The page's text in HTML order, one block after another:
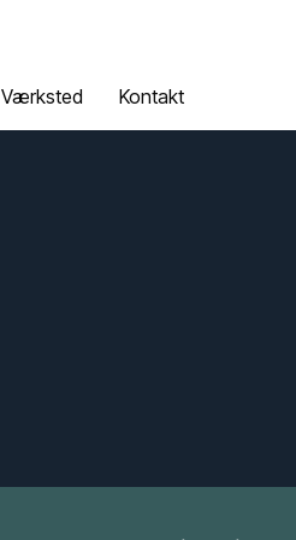
Værksted Kontakt